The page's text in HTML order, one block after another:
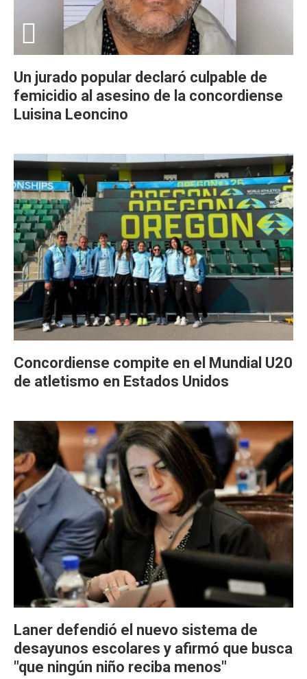
Un jurado popular declaró culpable de
femicidio al asesino de la concordiense
Luisina Leoncino
Concordiense compite en el Mundial U20
de atletismo en Estados Unidos
Laner defendió el nuevo sistema de
desayunos escolares y afirmó que busca
"que ningún niño reciba menos"